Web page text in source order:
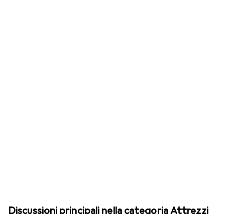
Discussioni principali nella categoria Attrezzi